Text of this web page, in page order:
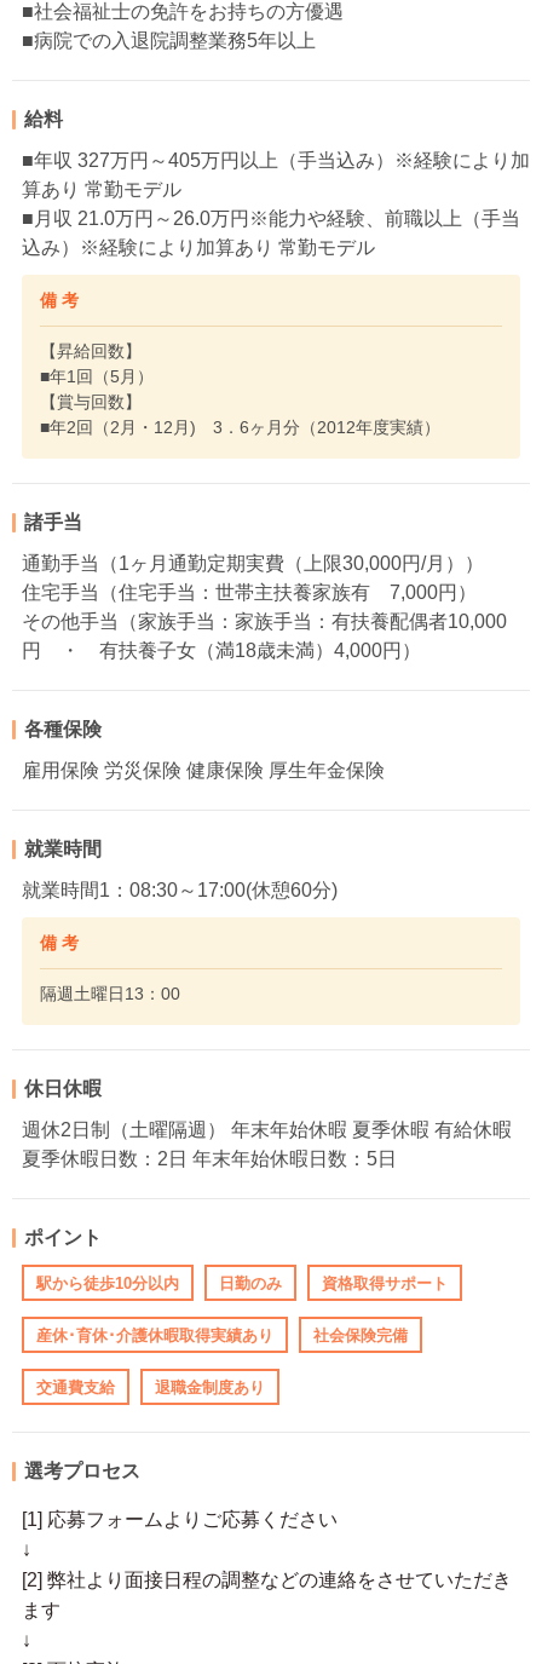
■社会福祉士の免許をお持ちの方優遇
■病院での入退院調整業務5年以上
給料
■年収 327万円～405万円以上（手当込み）※経験により加
算あり 常勤モデル
■月収 21.0万円～26.0万円※能力や経験、前職以上（手当
込み）※経験により加算あり 常勤モデル
備 考
【昇給回数】
■年1回（5月）
【賞与回数】
■年2回（2月・12月) 3．6ヶ月分（2012年度実績）
諸手当
通勤手当（1ヶ月通勤定期実費（上限30,000円/月））
住宅手当（住宅手当：世帯主扶養家族有 7,000円）
その他手当（家族手当：家族手当：有扶養配偶者10,000
円 ・ 有扶養子女（満18歳未満）4,000円）
各種保険
雇用保険 労災保険 健康保険 厚生年金保険
就業時間
就業時間1：08:30～17:00(休憩60分)
備 考
隔週土曜日13：00
休日休暇
週休2日制（土曜隔週） 年末年始休暇 夏季休暇 有給休暇
夏季休暇日数：2日 年末年始休暇日数：5日
ポイント
駅から徒歩10分以内 日勤のみ 資格取得サポート
産休･育休･介護休暇取得実績あり 社会保険完備
交通費支給 退職金制度あり
選考プロセス
[1] 応募フォームよりご応募ください
↓
[2] 弊社より面接日程の調整などの連絡をさせていただき
ます
↓